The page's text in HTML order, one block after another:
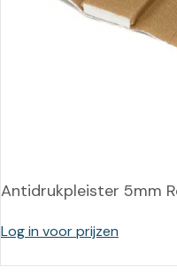
Antidrukpleister 5mm
Log in voor prijzen